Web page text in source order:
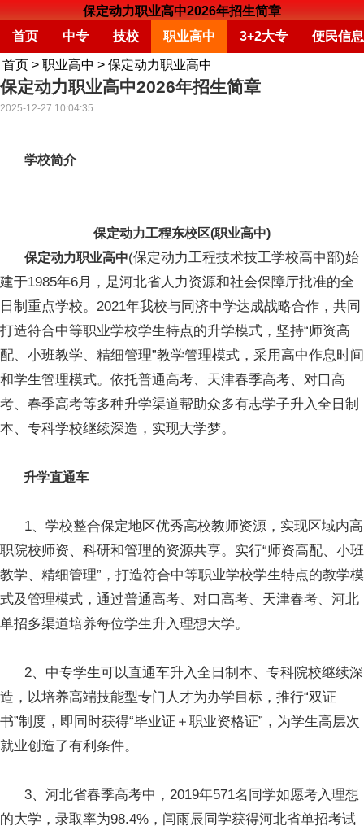
保定动力职业高中2026年招生简章
首页
中专 技校 职业高中 3+2大专 便民信息
首页 > 职业高中 > 保定动力职业高中
保定动力职业高中2026年招生简章
2025-12-27 10:04:35
学校简介
保定动力工程东校区(职业高中)
保定动力职业高中(保定动力工程技术技工学校高中部)始
建于1985年6月，是河北省人力资源和社会保障厅批准的全
日制重点学校。2021年我校与同济中学达成战略合作，共同
打造符合中等职业学校学生特点的升学模式，坚持“师资高
配、小班教学、精细管理”教学管理模式，采用高中作息时间
和学生管理模式。依托普通高考、天津春季高考、对口高
考、春季高考等多种升学渠道帮助众多有志学子升入全日制
本、专科学校继续深造，实现大学梦。
升学直通车
1、学校整合保定地区优秀高校教师资源，实现区域内高
职院校师资、科研和管理的资源共享。实行“师资高配、小班
教学、精细管理”，打造符合中等职业学校学生特点的教学模
式及管理模式，通过普通高考、对口高考、天津春考、河北
单招多渠道培养每位学生升入理想大学。
2、中专学生可以直通车升入全日制本、专科院校继续深
造，以培养高端技能型专门人才为办学目标，推行“双证
书”制度，即同时获得“毕业证＋职业资格证”，为学生高层次
就业创造了有利条件。
3、河北省春季高考中，2019年571名同学如愿考入理想
的大学，录取率为98.4%，闫雨辰同学获得河北省单招考试